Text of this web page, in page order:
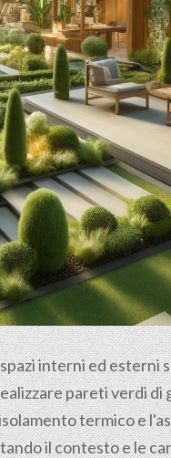
interni ed esterni
pareti verdi
termico e
il contesto e le